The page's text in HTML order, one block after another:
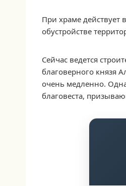
При храме действует
обустройстве
Сейчас ведется
благоверного князя
очень медленно.
благовеста,